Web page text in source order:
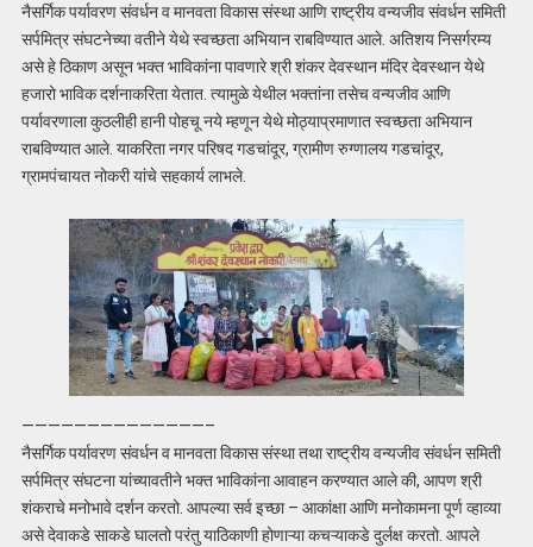
नैसर्गिक पर्यावरण संवर्धन व मानवता विकास संस्था आणि राष्ट्रीय वन्यजीव संवर्धन समिती
सर्पमित्र संघटनेच्या वतीने येथे स्वच्छता अभियान राबविण्यात आले. अतिशय निसर्गरम्य
असे हे ठिकाण असून भक्त भाविकांना पावणारे श्री शंकर देवस्थान मंदिर देवस्थान येथे
हजारो भाविक दर्शनाकरिता येतात. त्यामुळे येथील भक्तांना तसेच वन्यजीव आणि
पर्यावरणाला कुठलीही हानी पोहचू नये म्हणून येथे मोठ्याप्रमाणात स्वच्छता अभियान
राबविण्यात आले. याकरिता नगर परिषद गडचांदूर, ग्रामीण रुग्णालय गडचांदूर,
ग्रामपंचायत नोकरी यांचे सहकार्य लाभले.
——————————————–
नैसर्गिक पर्यावरण संवर्धन व मानवता विकास संस्था तथा राष्ट्रीय वन्यजीव संवर्धन समिती
सर्पमित्र संघटना यांच्यावतीने भक्त भाविकांना आवाहन करण्यात आले की, आपण श्री
शंकराचे मनोभावे दर्शन करतो. आपल्या सर्व इच्छा – आकांक्षा आणि मनोकामना पूर्ण व्हाव्या
असे देवाकडे साकडे घालतो परंतु याठिकाणी होणाऱ्या कचऱ्याकडे दुर्लक्ष करतो. आपले